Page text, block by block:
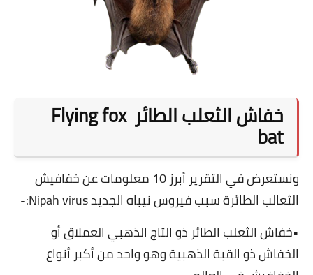
خفاش الثعلب الطائر Flying fox
bat
ونستعرض في التقرير أبرز 10 معلومات عن خفافيش
الثعالب الطائرة سبب فيروس نيباه الجديد Nipah virus:-
•خفاش الثعلب الطائر ذو التاج الذهبي العملاق أو
الخفاش ذو القبة الذهبية وهو واحد من أكبر أنواع